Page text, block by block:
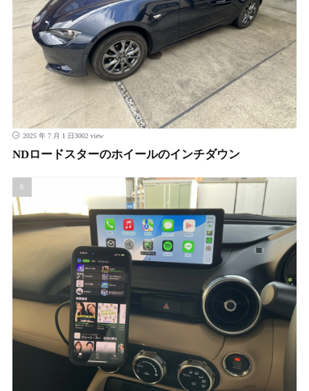
2025 年 7 月 1 日3002 view
NDロードスターのホイールのインチダウン